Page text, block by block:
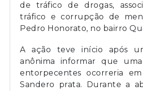
de tráfico de drogas,
tráfico e corrupção de
Pedro Honorato, no bairro
A ação teve início após
anônima informar que
entorpecentes ocorreria
Sandero prata. Durante a